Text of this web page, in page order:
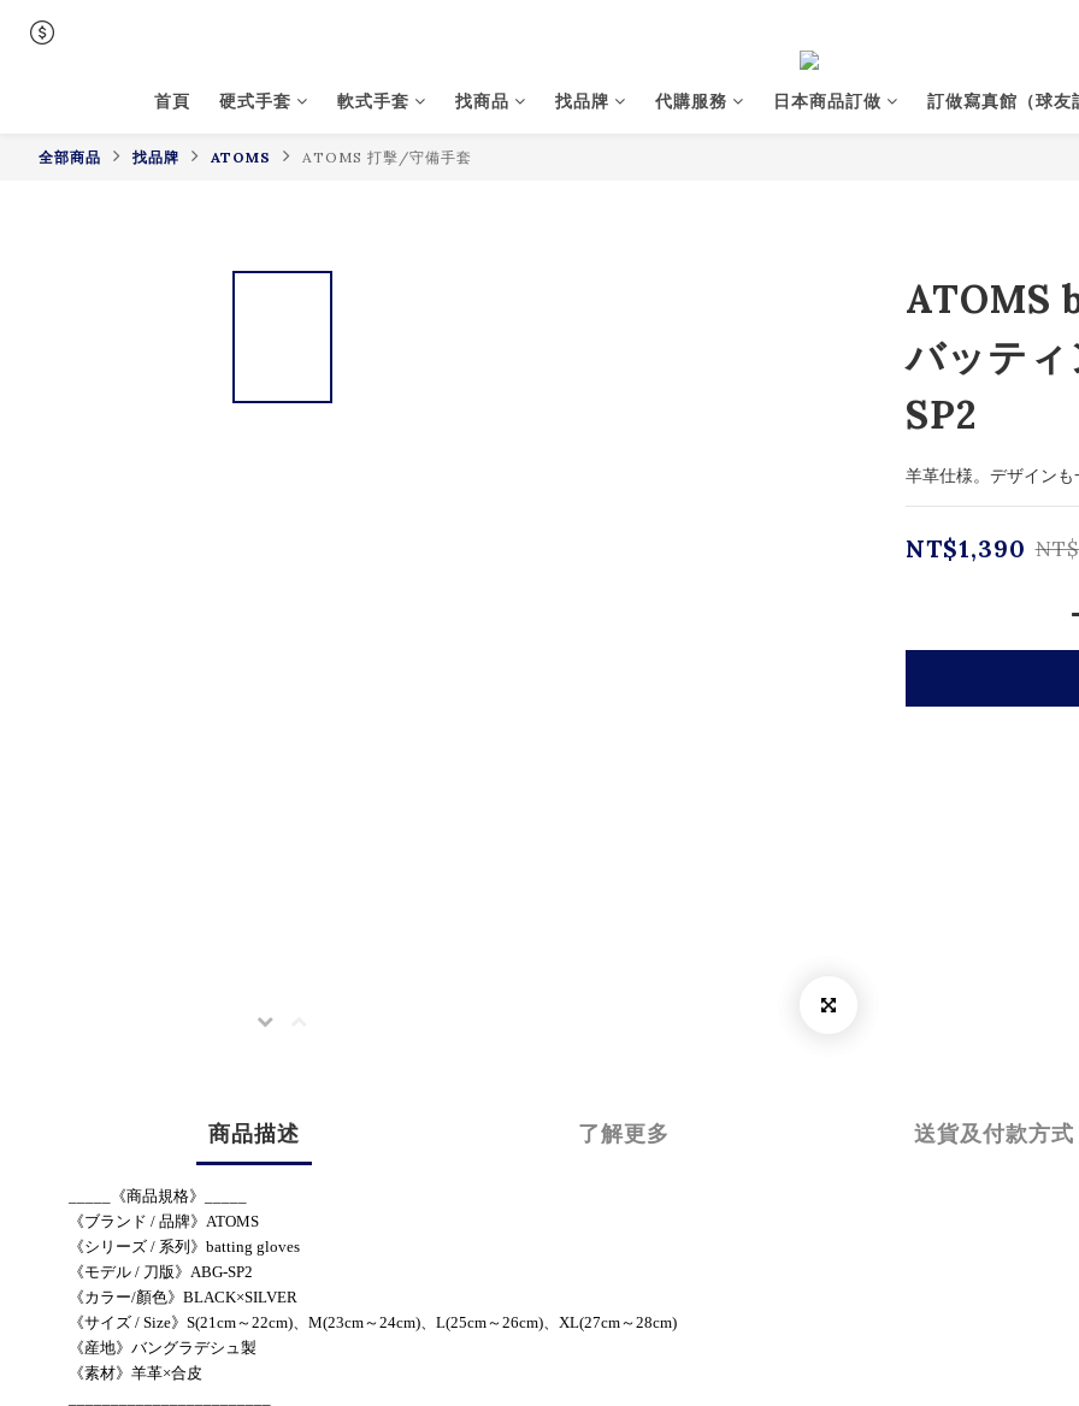
首頁 硬式手套 軟式手套 找商品 找品牌 代購服務 日本商品訂做 訂做寫真館（球友
全部商品 找品牌 ATOMS ATOMS 打擊/守備手套
ATOMS
バッテ
SP2
羊革仕様。デザイン
NT$1,390
商品描述 了解更多 送貨及付款方式
_____《商品規格》_____
《ブランド / 品牌》ATOMS
《シリーズ / 系列》batting gloves
《モデル / 刀版》ABG-SP2
《カラー/顏色》BLACK×SILVER
《サイズ / Size》S(21cm～22cm)、M(23cm～24cm)、L(25cm～26cm)、XL(27cm～28cm)
《産地》バングラデシュ製
《素材》羊革×合皮